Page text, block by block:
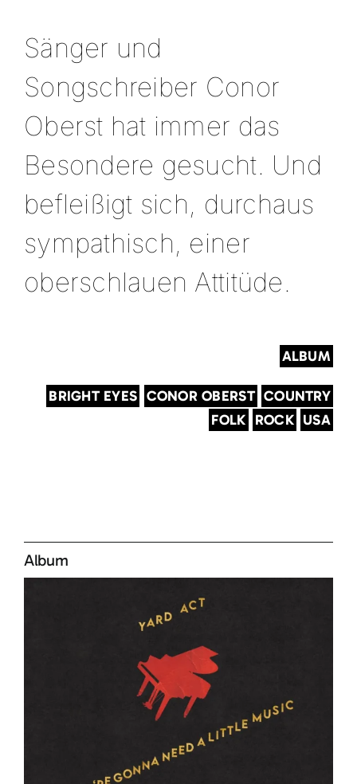
Sänger und
Songschreiber Conor
Oberst hat immer das
Besondere gesucht. Und
befleißigt sich, durchaus
sympathisch, einer
oberschlauen Attitüde.
ALBUM
BRIGHT EYES CONOR OBERST COUNTRY
FOLK ROCK USA
Album